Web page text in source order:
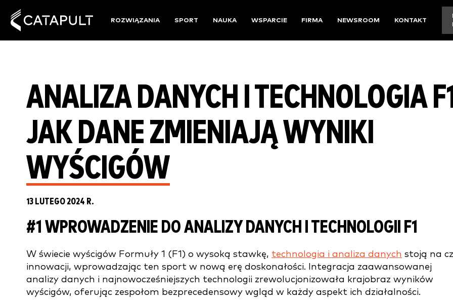
ROZWIĄZANIA SPORT NAUKA WSPARCIE FIRMA NEWSROOM KONTAKT
ANALIZA DANYCH I TECHNOLOGIA
JAK DANE ZMIENIAJĄ WYNIKI
WYŚCIGÓW
13 LUTEGO 2024 R.
#1 WPROWADZENIE DO ANALIZY DANYCH I TECHNOLOGII F1
W świecie wyścigów Formuły 1 (F1) o wysoką stawkę, technologia i analiza danych stoją na
innowacji, wprowadzając ten sport w nową erę doskonałości. Integracja zaawansowanej
analizy danych i najnowocześniejszych technologii zrewolucjonizowała krajobraz wyników
wyścigów, oferując zespołom bezprecedensowy wgląd w każdy aspekt ich działalności.